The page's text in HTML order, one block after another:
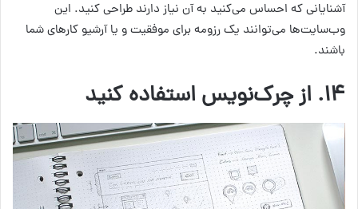
آشنایانی که احساس می‌کنید به آن نیاز دارند طراحی کنید. این
وب‌سایت‌ها می‌توانند یک رزومه برای موفقیت و یا آرشیو کارهای شما
باشند.
۱۴. از چرک‌نویس استفاده کنید